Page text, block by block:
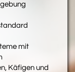
mit
Käfigen und